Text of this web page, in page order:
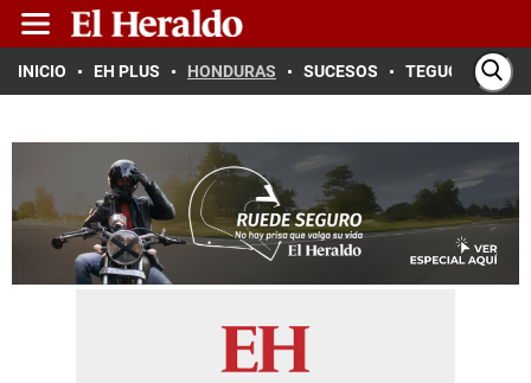
INICIO EH PLUS HONDURAS SUCESOS TEGUCIGALPA